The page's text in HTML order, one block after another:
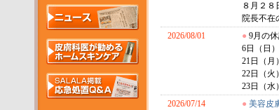
８月２８
院長不在
2026/08/01
● 9月の
6日（日
21日（月
22日（火
23日（水
2026/07/14
● 美容皮